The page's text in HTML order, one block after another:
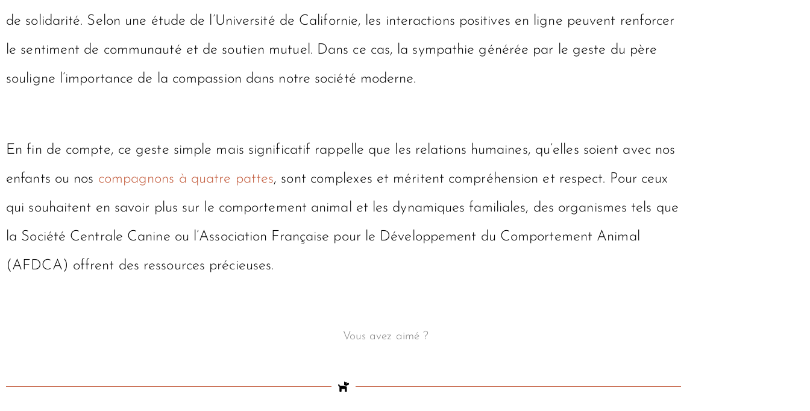
de solidarité. Selon une étude de l’Université de Californie, les interactions positives en ligne peuvent renforcer
le sentiment de communauté et de soutien mutuel. Dans ce cas, la sympathie générée par le geste du père
souligne l’importance de la compassion dans notre société moderne.
En fin de compte, ce geste simple mais significatif rappelle que les relations humaines, qu’elles soient avec nos
enfants ou nos compagnons à quatre pattes, sont complexes et méritent compréhension et respect. Pour ceux
qui souhaitent en savoir plus sur le comportement animal et les dynamiques familiales, des organismes tels que
la Société Centrale Canine ou l’Association Française pour le Développement du Comportement Animal
(AFDCA) offrent des ressources précieuses.
Vous avez aimé ?